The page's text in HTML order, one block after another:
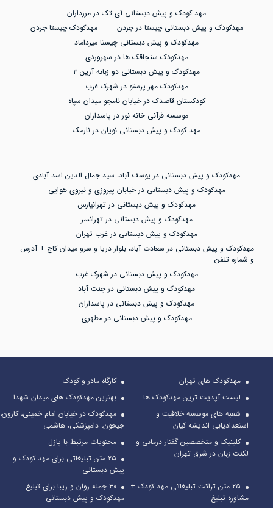
بسپارید. ما نیز با شما در انتخاب بهترین مهد کودک همراه هستیم و
راهکارهای موثر را برایتان در این مطلب آورده ایم.
مهمترین عوامل موثر در شناخت بهترین مهد کودک
فاکتور های کلیدی که میتوان به آن اشاره کرد، کیفیت بالای آموزشی
وهمگام با استانداردهای جهانی، استفاده از امکانات و تجهیزات مدرن و
سالم برای پرورش جسم و روح لطیف کودکان و بهره مندی از مربیان
متخصص و دوره دیده در امر آموزش کودکان است.
والدین باشد. سطح آموزش، فاصله مهد کودک از منزل ، بودجه، امنیت،
بهداشت، امکانات، برنامه آموزشی، کیفیت یادگیری، رفتار مربیان،تجربه
پرسنل، کلاس های فوق برنامه ، ثبات کارکنان و...از آن دسته هستند.
تیزبینی، صبر و حوصله شما والدین در راه تحقیق برای یافتن بهترین
مهد کودک، تا حد زیادی شما را در نتیجه گیری درست از بین تعداد
زیاد مراکز آموزشی یاری خواهد کرد.
بنابراین لازم است، از معیارهایی که برای انتخاب بهترین مهد کودک در
ذهنتان دارید، لیستی تهیه کنید. و پله به پله به آنها رسیدگی کنید، در
در راه کسب تجارب و آموزش های پیش رویش خواهید بود.
توانایی مربیان
مربیان برای دوره های مختلف آموزشی مهد کودک وپیش دبستانی باید
دوره دیده باشند.
هیچ راهکاری برای شناخت کامل از مربیان وجود ندارد. ولی میتوان با
پرسیدن نظر والدین دیگر که کودکشان در مهد کودک حضور دارد، تا
حدود زیادی با رفتار و شیوه مربی در زمان تدریس با کودکان، آشنا شد.
در بازدید حضوری از مهد کودک و برخورد مربی با شما و کودک تان در
مهد کودک و پیش دبستانی آی تک در مرزداران
مهدکودک و پیش دبستانی چیستا در جردن
مهدکودک چیستا جردن
مهدکودک و پیش دبستانی چیستا میرداماد
مهدکودک سنجاقک ها در سهروردی
مهدکودک و پیش دبستانی دو زبانه آرین ۳
مهدکودک مهر پرستو در شهرک غرب
کودکستان قاصدک در خیابان نامجو میدان سپاه
موسسه قرآنی خانه نور در پاسداران
مهد کودک و پیش دبستانی نویان در نارمک
مهدکودک و پیش دبستانی در یوسف آباد، سید جمال الدین اسد آبادی
مهدکودک و پیش دبستانی در خیابان پیروزی و نیروی هوایی
مهدکودک و پیش دبستانی در تهرانپارس
مهدکودک و پیش دبستانی در تهرانسر
مهدکودک و پیش دبستانی در غرب تهران
مهدکودک و پیش دبستانی در سعادت آباد، بلوار دریا و سرو میدان کاج + آدرس
و شماره تلفن
مهدکودک و پیش دبستانی در شهرک غرب
مهدکودک و پیش دبستانی در جنت آباد
مهدکودک و پیش دبستانی در پاسداران
مهدکودک و پیش دبستانی در مطهری
مهدکودک های تهران
کارگاه مادر و کودک
لیست آپدیت ترین مهدکودک ها
بهترین مهدکودک های میدان شهدا
شعبه های موسسه خلاقیت و
استعدادیابی اندیشه کیان
مهدکودک در خیابان امام خمینی، کارون،
جیحون، دامپزشکی، هاشمی
کلینیک و متخصصین گفتار درمانی و
لکنت زبان در شرق تهران
محتویات مرتبط با پازل
۲۵ متن تبلیغاتی برای مهد کودک و
پیش دبستانی
۲۵ متن تراکت تبلیغاتی مهد کودک +
مشاوره تبلیغ
۳۰ جمله روان و زیبا برای تبلیغ
مهدکودک و پیش دبستانی